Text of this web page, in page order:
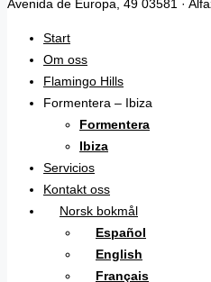
Avenida de Europa, 49 03581 ·
Start
Om oss
Flamingo Hills
Formentera – Ibiza
Formentera
Ibiza
Servicios
Kontakt oss
Norsk bokmål
Español
English
Français